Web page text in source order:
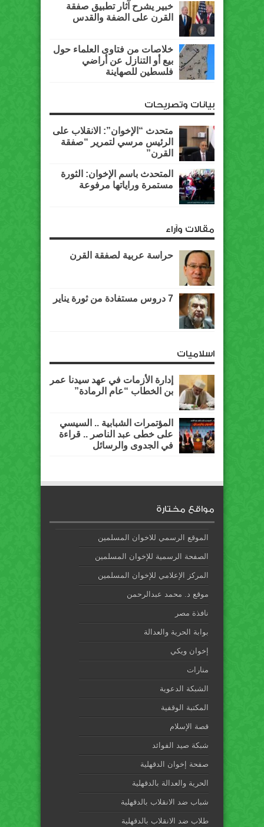
خبير يشرح آثار تطبيق صفقة
القرن على الضفة والقدس
خلاصات من فتاوى العلماء حول
بيع أو التنازل عن أراضي
فلسطين للصهاينة
بيانات وتصريحات
متحدث “الإخوان”: الانقلاب على
الرئيس مرسي لتمرير “صفقة
القرن”
المتحدث باسم الإخوان: الثورة
مستمرة وراياتها مرفوعة
مقالات وآراء
حراسة عربية لصفقة القرن
7 دروس مستفادة من ثورة يناير
اسلاميات
إدارة الأزمات في عهد سيدنا عمر
بن الخطاب “عام الرمادة”
المؤتمرات الشبابية .. السيسي
على خطى عبد الناصر .. قراءة
في الجدوى والرسائل
مواقع مختارة
الموقع الرسمي للاخوان المسلمين
الصفحة الرسمية للإخوان المسلمين
المركز الإعلامي للإخوان المسلمين
موقع د. محمد عبدالرحمن
نافذة مصر
بوابة الحرية والعدالة
إخوان ويكي
منارات
الشبكة الدعوية
المكتبة الوقفية
قصة الإسلام
شبكة صيد الفوائد
صفحة إخوان الدقهلية
الحرية والعدالة بالدقهلية
شباب ضد الانقلاب بالدقهلية
طلاب ضد الانقلاب بالدقهلية